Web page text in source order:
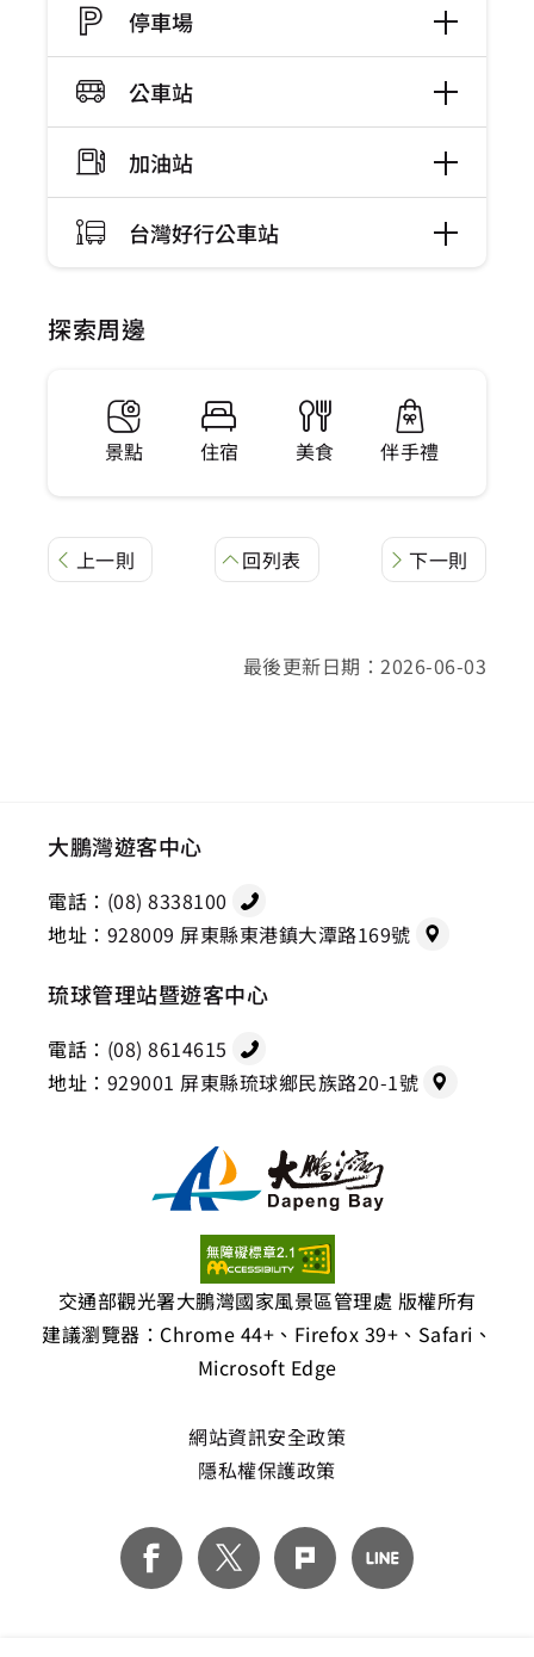
停車場
公車站
加油站
台灣好行公車站
探索周邊
景點 住宿 美食 伴手禮
上一則 回列表 下一則
最後更新日期：2026-06-03
大鵬灣遊客中心
電話： (08) 8338100
地址： 928009 屏東縣東港鎮大潭路169號
琉球管理站暨遊客中心
電話： (08) 8614615
地址： 929001 屏東縣琉球鄉民族路20-1號
交通部觀光署大鵬灣國家風景區管理處 版權所有
建議瀏覽器：Chrome 44+、Firefox 39+、Safari、
Microsoft Edge
網站資訊安全政策
隱私權保護政策